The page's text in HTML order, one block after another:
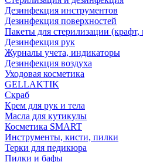
Дезинфекция инструментов
Дезинфекция поверхностей
Пакеты для стерилизации
Дезинфекция рук
Журналы учета, индикаторы
Дезинфекция воздуха
Уходовая косметика
GELLAKTIK
Скраб
Крем для рук и тела
Масла для кутикулы
Косметика SMART
Инструменты, кисти, пилки
Терки для педикюра
Пилки и бафы